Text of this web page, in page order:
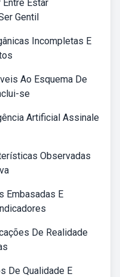
Entre Estar
Gentil
Incompletas E
Ao Esquema De
se
Artificial Assinale
Observadas
Embasadas E
De Realidade
De Qualidade E